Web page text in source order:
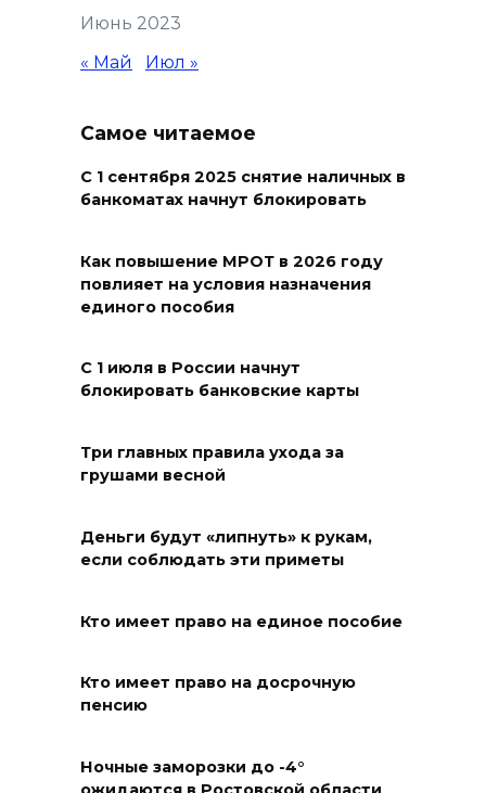
Рувинского от запустения
08 августа 2026 14:04
поджег газ в квартире
бывшей жены, эвакуированы
7 человек
Юрий Слюсарь поздравил
жителей Ростовской области
08 августа 2026 10:49
эвакуированных с пляжа в
08 августа 2026 10:40
ликвидировали 16
возгораний растительности
08 августа 2026 10:35
В Ростовской области
Июнь 2023
« Май Июл »
Самое читаемое
С 1 сентября 2025 снятие наличных в
банкоматах начнут блокировать
Как повышение МРОТ в 2026 году
повлияет на условия назначения
единого пособия
С 1 июля в России начнут
блокировать банковские карты
Три главных правила ухода за
грушами весной
Деньги будут «липнуть» к рукам,
если соблюдать эти приметы
Кто имеет право на единое пособие
Кто имеет право на досрочную
пенсию
Ночные заморозки до -4°